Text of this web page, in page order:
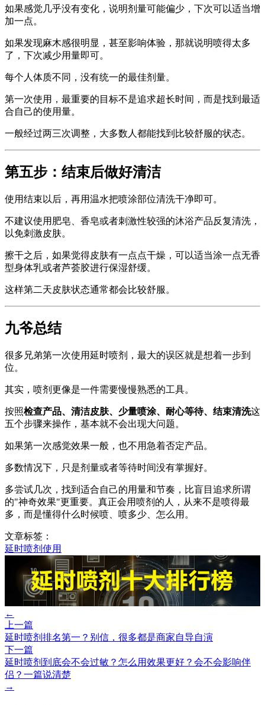
如果感觉几乎没有变化，说明剂量可能偏少，下次可以适当增
加一点。
如果发现麻木感很明显，甚至影响体验，那就说明喷得太多
了，下次减少用量即可。
每个人体质不同，没有统一的最佳剂量。
第一次使用，最重要的目标不是追求超长时间，而是找到最适
合自己的使用量。
一般经过两三次调整，大多数人都能找到比较舒服的状态。
第五步：结束后做好清洁
使用结束以后，再用温水把喷涂部位清洗干净即可。
不建议使用肥皂、香皂或者刺激性较强的沐浴产品反复清洗，
以免刺激皮肤。
擦干之后，如果觉得皮肤有一点点干燥，可以适当涂一点无香
型身体乳或者芦荟胶进行保湿舒缓。
这样第二天皮肤状态通常都会比较舒服。
九爷总结
很多兄弟第一次使用延时喷剂，最大的误区就是想着一步到
位。
其实，喷剂更像是一件需要慢慢熟悉的工具。
按照检查产品、清洁皮肤、少量喷涂、耐心等待、结束清洗这
五个步骤来操作，基本就不会出现大问题。
如果第一次感觉效果一般，也不用急着否定产品。
多数情况下，只是剂量或者等待时间没有掌握好。
多尝试几次，找到适合自己的用量和节奏，比盲目追求所谓
的"神奇效果"更重要。真正会用喷剂的人，从来不是喷得最
多，而是懂得什么时候喷、喷多少、怎么用。
文章标签：
延时喷剂使用
←
上一篇
延时喷剂排名第一？别信，很多都是商家自导自演
下一篇
延时喷剂到底会不会过敏？怎么用效果更好？会不会影响伴
侣？一篇说清楚
→